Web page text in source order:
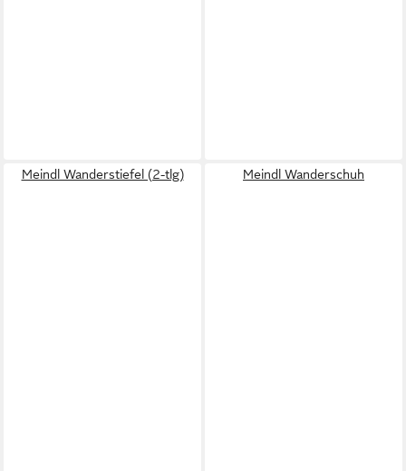
Meindl Wanderstiefel (2-tlg) Meindl Wanderschuh